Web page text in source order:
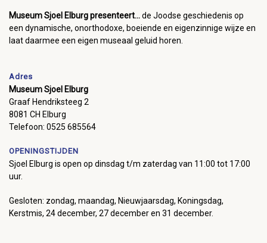
Museum Sjoel Elburg presenteert...de Joodse geschiedenis op
een dynamische, onorthodoxe, boeiende en eigenzinnige wijze en
laat daarmee een eigen museaal geluid horen.
Adres
Museum Sjoel Elburg
Graaf Hendriksteeg 2
8081 CH Elburg
Telefoon: 0525 685564
OPENINGSTIJDEN
Sjoel Elburg is open op dinsdag t/m zaterdag van 11:00 tot 17:00
uur.
Gesloten: zondag, maandag, Nieuwjaarsdag, Koningsdag,
Kerstmis, 24 december, 27 december en 31 december.